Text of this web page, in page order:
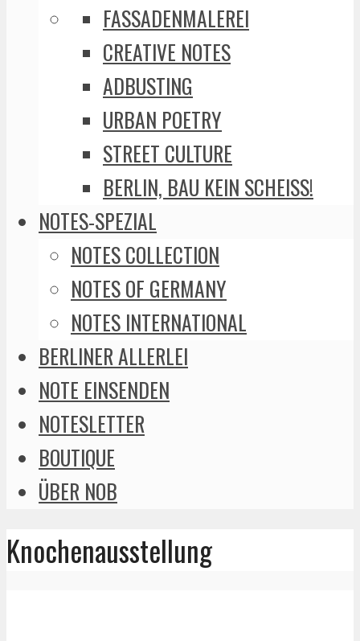
FASSADENMALEREI
CREATIVE NOTES
ADBUSTING
URBAN POETRY
STREET CULTURE
BERLIN, BAU KEIN SCHEISS!
NOTES-SPEZIAL
NOTES COLLECTION
NOTES OF GERMANY
NOTES INTERNATIONAL
BERLINER ALLERLEI
NOTE EINSENDEN
NOTESLETTER
BOUTIQUE
ÜBER NOB
Knochenausstellung